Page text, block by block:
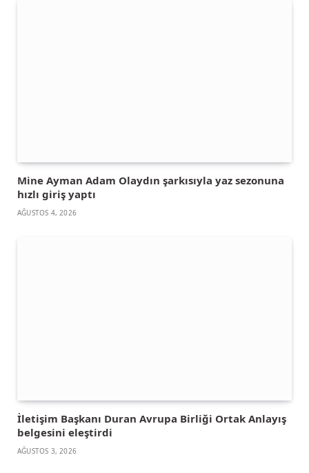
Mine Ayman Adam Olaydın şarkısıyla yaz sezonuna
hızlı giriş yaptı
AĞUSTOS 4, 2026
İletişim Başkanı Duran Avrupa Birliği Ortak Anlayış
belgesini eleştirdi
AĞUSTOS 3, 2026